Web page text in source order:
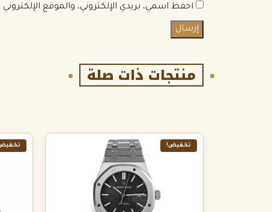
احفظ اسمي، بريدي الإلكتروني، والموقع
منتجات ذات صلة
تخفيض!